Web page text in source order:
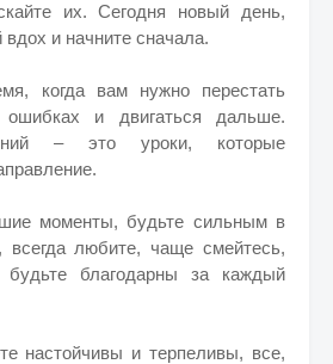
их. Сегодня новый день,
вдох и начните сначала.
когда вам нужно перестать
и двигаться дальше.
– это уроки, которые
моменты, будьте сильным в
всегда любите, чаще смейтесь,
благодарны за каждый
настойчивы и терпеливы, все,